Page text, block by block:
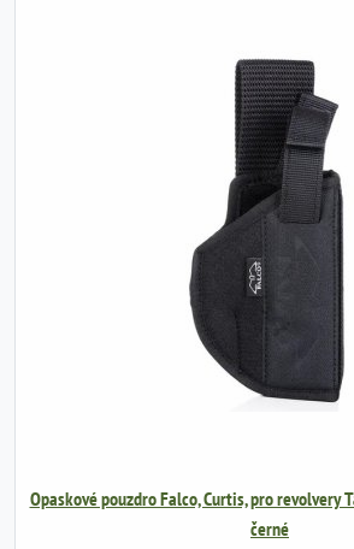
Opaskové pouzdro Falco, Curtis, pro revolvery
černé